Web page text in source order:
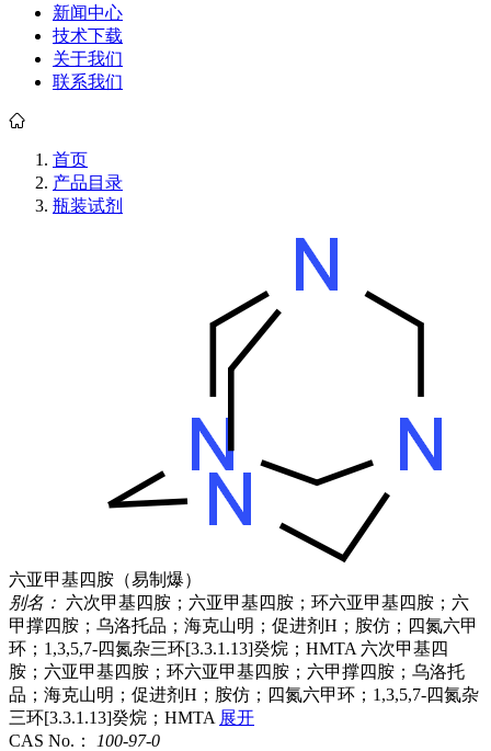
新闻中心
技术下载
关于我们
联系我们
首页
产品目录
瓶装试剂
六亚甲基四胺（易制爆）
别名： 六次甲基四胺；六亚甲基四胺；环六亚甲基四胺；六
甲撑四胺；乌洛托品；海克山明；促进剂H；胺仿；四氮六甲
环；1,3,5,7-四氮杂三环[3.3.1.13]癸烷；HMTA 六次甲基四
胺；六亚甲基四胺；环六亚甲基四胺；六甲撑四胺；乌洛托
品；海克山明；促进剂H；胺仿；四氮六甲环；1,3,5,7-四氮杂
三环[3.3.1.13]癸烷；HMTA 展开
CAS No.：
100-97-0